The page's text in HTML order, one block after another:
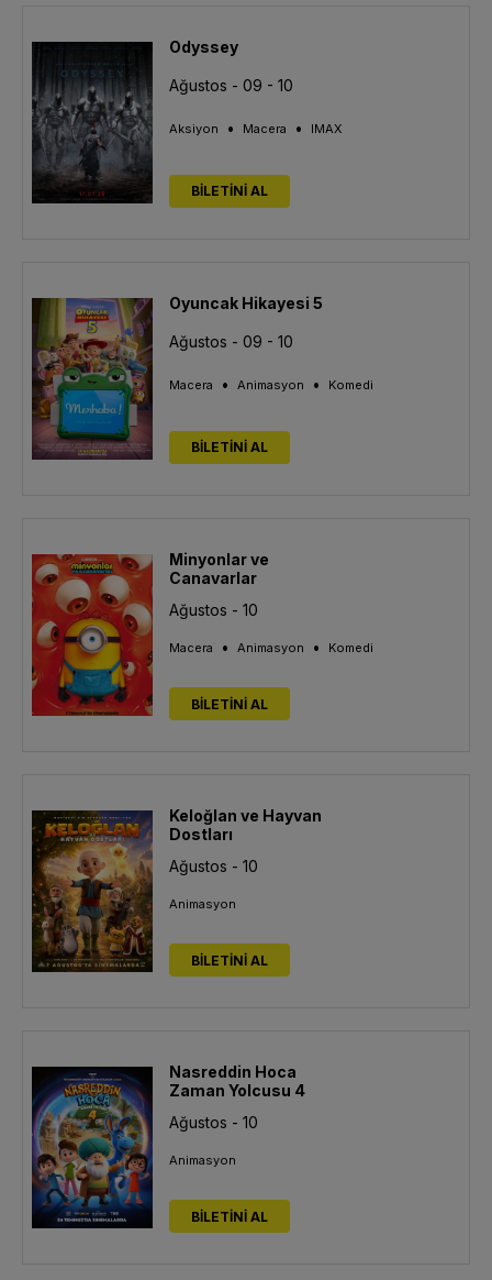
Odyssey
Ağustos - 09 - 10
Aksiyon • Macera • IMAX
BİLETİNİ AL
Oyuncak Hikayesi 5
Ağustos - 09 - 10
Macera • Animasyon • Komedi
BİLETİNİ AL
Minyonlar ve
Canavarlar
Ağustos - 10
Macera • Animasyon • Komedi
BİLETİNİ AL
Keloğlan ve Hayvan
Dostları
Ağustos - 10
Animasyon
BİLETİNİ AL
Nasreddin Hoca
Zaman Yolcusu 4
Ağustos - 10
Animasyon
BİLETİNİ AL